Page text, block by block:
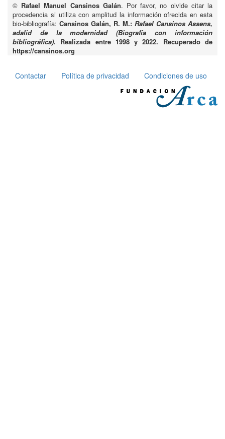
© Rafael Manuel Cansinos Galán. Por favor, no olvide citar la
procedencia si utiliza con amplitud la información ofrecida en esta
bio-bibliografía: Cansinos Galán, R. M.: Rafael Cansinos Assens,
adalid de la modernidad (Biografía con información
bibliográfica). Realizada entre 1998 y 2022. Recuperado de
https://cansinos.org
Pie
Contactar Política de privacidad Condiciones de uso